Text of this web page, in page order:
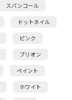
スパンコール
ドットネイル
ピンク
ブリオン
ペイント
ホワイト